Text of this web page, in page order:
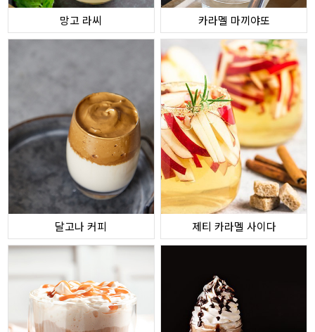
망고 라씨 카라멜 마끼야또
달고나 커피 제티 카라멜 사이다